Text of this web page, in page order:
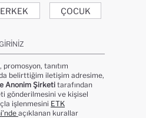
ERKEK ÇOCUK
tanıtım
belirttiğim iletişim adresime,
Anonim Şirketi tarafından
gönderilmesini ve kişisel
işlenmesini ETK
açıklanan kurallar